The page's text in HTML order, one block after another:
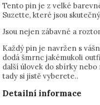
Tento pin je z velké
Suzette, které jsou
Jsou nejen zábavné a
Každý pin je navržen s
dodá šmrnc jakémukoli
další úlovek do sbírky
tady si jistě vyberete..
Detailní informace